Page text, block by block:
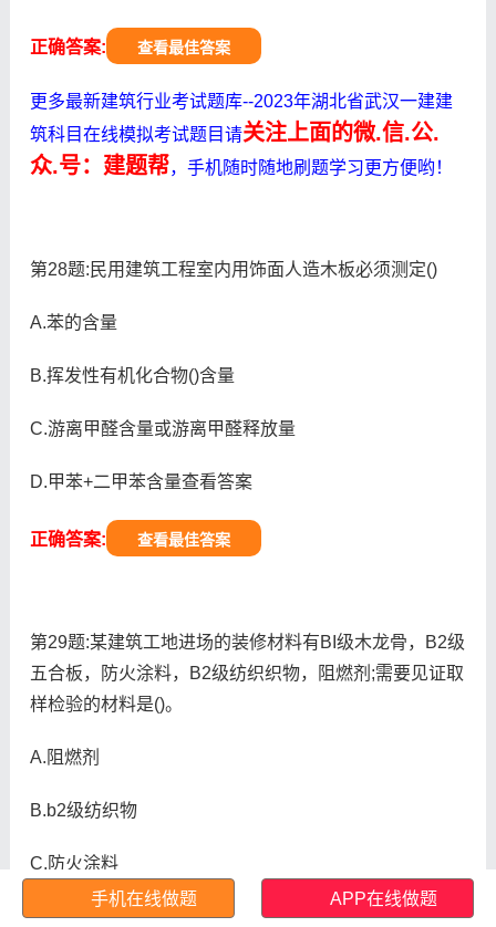
正确答案: 查看最佳答案
更多最新建筑行业考试题库--2023年湖北省武汉一建建
筑科目在线模拟考试题目请关注上面的微.信.公.
众.号：建题帮，手机随时随地刷题学习更方便哟！
第28题:民用建筑工程室内用饰面人造木板必须测定()
A.苯的含量
B.挥发性有机化合物()含量
C.游离甲醛含量或游离甲醛释放量
D.甲苯+二甲苯含量查看答案
正确答案: 查看最佳答案
第29题:某建筑工地进场的装修材料有BI级木龙骨，B2级
五合板，防火涂料，B2级纺织织物，阻燃剂;需要见证取
样检验的材料是()。
A.阻燃剂
B.b2级纺织物
C.防火涂料
D.b2级五合板
手机在线做题 APP在线做题